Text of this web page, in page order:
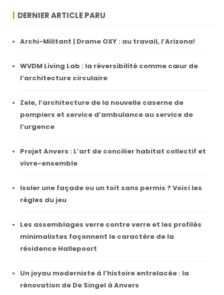
DERNIER ARTICLE PARU
Archi-Militant | Drame OXY : au travail, l’Arizona!
WVDM Living Lab : la réversibilité comme cœur de
l’architecture circulaire
Zele, l’architecture de la nouvelle caserne de
pompiers et service d’ambulance au service de
l’urgence
Projet Anvers : L’art de concilier habitat collectif et
vivre-ensemble
Isoler une façade ou un toit sans permis ? Voici les
règles du jeu
Les assemblages verre contre verre et les profilés
minimalistes façonnent le caractère de la
résidence Hallepoort
Un joyau moderniste à l’histoire entrelacée : la
rénovation de De Singel à Anvers